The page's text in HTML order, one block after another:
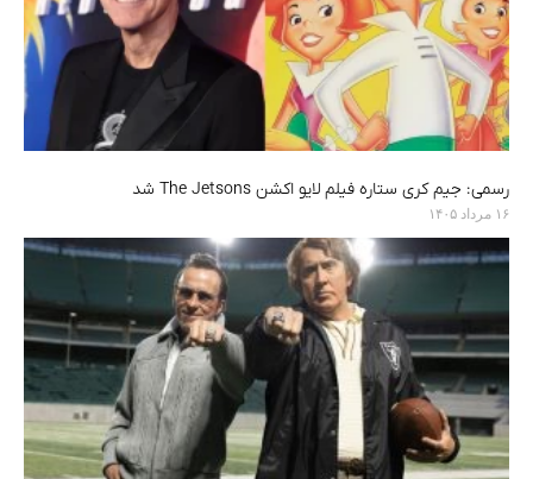
رسمی: جیم کری ستاره فیلم لایو اکشن The Jetsons شد
۱۶ مرداد ۱۴۰۵